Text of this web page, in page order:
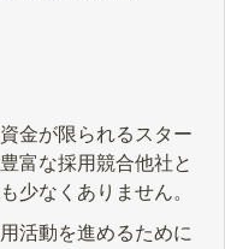
金が限られるスター
富な採用競合他社と
少なくありません。
活動を進めるために